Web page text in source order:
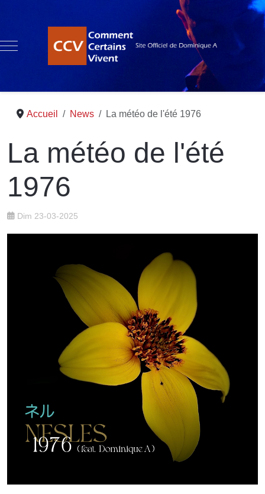
Mobile Menu Toggle
Accueil News La météo de l'été 1976
La météo de l'été
1976
Dim 23-03-2025